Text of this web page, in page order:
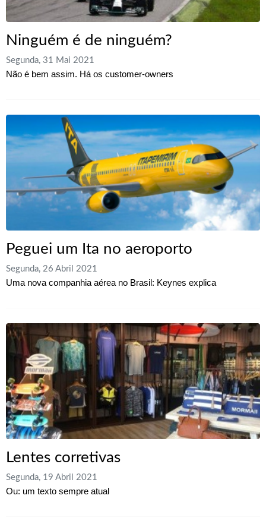
Ninguém é de ninguém?
Segunda, 31 Mai 2021
Não é bem assim. Há os customer-owners
Peguei um Ita no aeroporto
Segunda, 26 Abril 2021
Uma nova companhia aérea no Brasil: Keynes explica
Lentes corretivas
Segunda, 19 Abril 2021
Ou: um texto sempre atual